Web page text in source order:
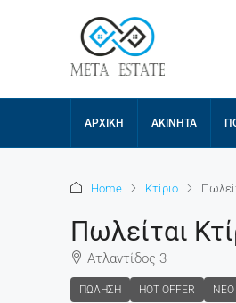
ΑΡΧΙΚΉ ΑΚΊΝΗΤΑ
Home Κτίριο
Πωλείται
Ατλαντίδος 3
ΠΏΛΗΣΗ HOT OFFER ΝΈΟ